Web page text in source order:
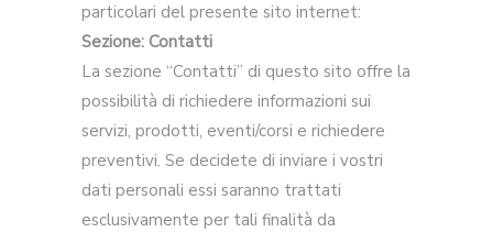
particolari del presente sito internet:
Sezione: Contatti
La sezione “Contatti” di questo sito offre la
possibilità di richiedere informazioni sui
servizi, prodotti, eventi/corsi e richiedere
preventivi. Se decidete di inviare i vostri
dati personali essi saranno trattati
esclusivamente per tali finalità da